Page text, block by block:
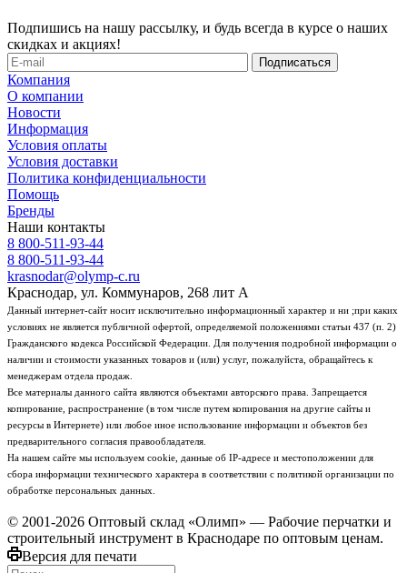
Подпишись на нашу рассылку, и будь всегда в курсе о наших
скидках и акциях!
Компания
О компании
Новости
Информация
Условия оплаты
Условия доставки
Политика конфиденциальности
Помощь
Бренды
Наши контакты
8 800-511-93-44
8 800-511-93-44
krasnodar@olymp-c.ru
Краснодар, ул. Коммунаров, 268 лит А
Данный интернет-сайт носит исключительно информационный характер и ни ;при каких
условиях не является публичной офертой, определяемой положениями статьи 437 (п. 2)
Гражданского кодекса Российской Федерации. Для получения подробной информации о
наличии и стоимости указанных товаров и (или) услуг, пожалуйста, обращайтесь к
менеджерам отдела продаж.
Все материалы данного сайта являются объектами авторского права. Запрещается
копирование, распространение (в том числе путем копирования на другие сайты и
ресурсы в Интернете) или любое иное использование информации и объектов без
предварительного согласия правообладателя.
На нашем сайте мы используем cookie, данные об IP-адресе и местоположении для
сбора информации технического характера в соответствии с политикой организации по
обработке персональных данных.
© 2001-2026 Оптовый склад «Олимп» — Рабочие перчатки и
строительный инструмент в Краснодаре по оптовым ценам.
Версия для печати